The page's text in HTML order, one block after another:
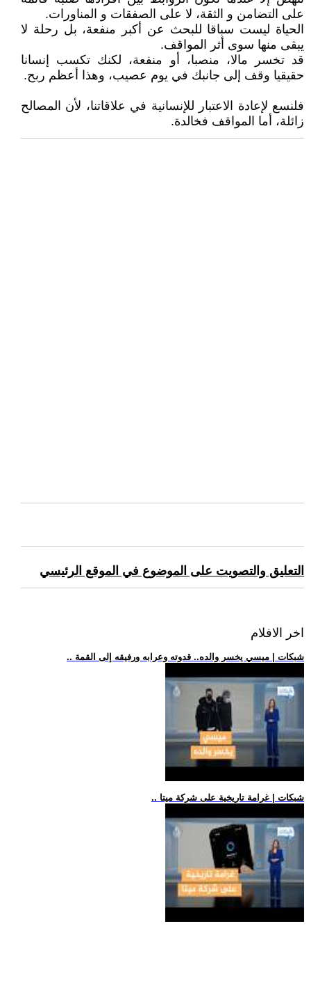
على التضامن و الثقة، لا على الصفقات و المناورات.
الحياة ليست سباقا للبحث عن أكبر منفعة، بل رحلة لا
يبقى منها سوى أثر المواقف.
قد تخسر مالا، منصبا، أو منفعة، لكنك تكسب إنسانا
حقيقيا وقف إلى جانبك في يوم عصيب، وهذا أعظم ربح.
فلنسع لإعادة الاعتبار للإنسانية في علاقاتنا، لأن المصالح
زائلة، أما المواقف فخالدة.
التعليق والتصويت على الموضوع في الموقع الرئيسي
اخر الافلام
.. شبكات | ميسي يخسر والده.. قدوته وعرابه ورفيقه إلى القمة
.. شبكات | غرامة تاريخية على شركة ميتا